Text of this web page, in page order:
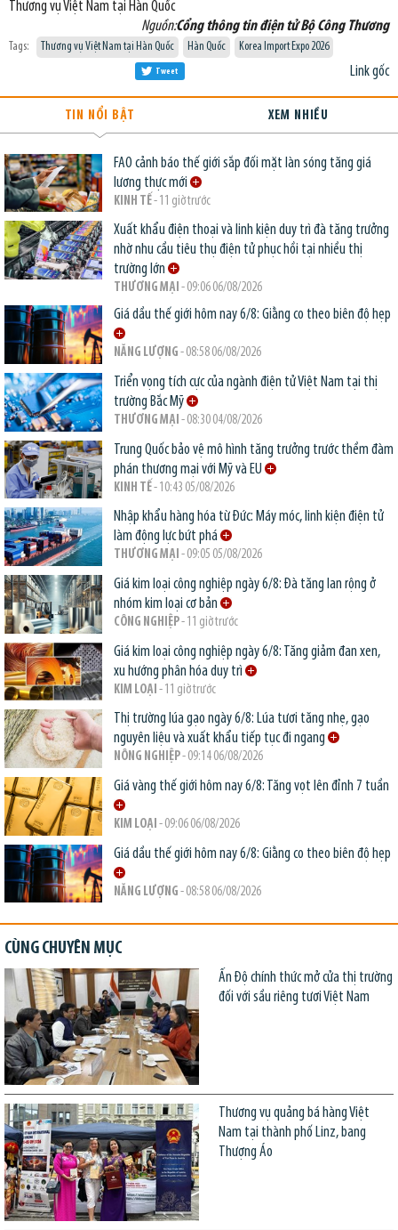
Thương vụ Việt Nam tại Hàn Quốc
Nguồn:Cổng thông tin điện tử Bộ Công Thương
Tags: Thương vụ Việt Nam tại Hàn Quốc Hàn Quốc Korea Import Expo 2026
Link gốc
Tweet
TIN NỔI BẬT XEM NHIỀU
FAO cảnh báo thế giới sắp đối mặt làn sóng tăng giá
lương thực mới
KINH TẾ- 11 giờ trước
Xuất khẩu điện thoại và linh kiện duy trì đà tăng trưởng
nhờ nhu cầu tiêu thụ điện tử phục hồi tại nhiều thị
trường lớn
THƯƠNG MẠI - 09:06 06/08/2026
Giá dầu thế giới hôm nay 6/8: Giằng co theo biên độ hẹp
NĂNG LƯỢNG - 08:58 06/08/2026
Triển vọng tích cực của ngành điện tử Việt Nam tại thị
trường Bắc Mỹ
THƯƠNG MẠI - 08:30 04/08/2026
Trung Quốc bảo vệ mô hình tăng trưởng trước thềm đàm
phán thương mại với Mỹ và EU
KINH TẾ- 10:43 05/08/2026
Nhập khẩu hàng hóa từ Đức: Máy móc, linh kiện điện tử
làm động lực bứt phá
THƯƠNG MẠI - 09:05 05/08/2026
Giá kim loại công nghiệp ngày 6/8: Đà tăng lan rộng ở
nhóm kim loại cơ bản
CÔNG NGHIỆP- 11 giờ trước
Giá kim loại công nghiệp ngày 6/8: Tăng giảm đan xen,
xu hướng phân hóa duy trì
KIM LOẠI - 11 giờ trước
Thị trường lúa gạo ngày 6/8: Lúa tươi tăng nhẹ, gạo
nguyên liệu và xuất khẩu tiếp tục đi ngang
NÔNG NGHIỆP- 09:14 06/08/2026
Giá vàng thế giới hôm nay 6/8: Tăng vọt lên đỉnh 7 tuần
KIM LOẠI - 09:06 06/08/2026
Giá dầu thế giới hôm nay 6/8: Giằng co theo biên độ hẹp
NĂNG LƯỢNG - 08:58 06/08/2026
CÙNG CHUYÊN MỤC
Ấn Độ chính thức mở cửa thị trường
đối với sầu riêng tươi Việt Nam
Thương vụ quảng bá hàng Việt
Nam tại thành phố Linz, bang
Thượng Áo